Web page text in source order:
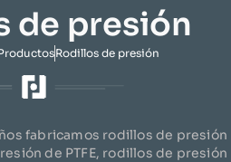
de presión
Rodillos de presión
fabricamos rodillos de presión
de PTFE, rodillos de presión